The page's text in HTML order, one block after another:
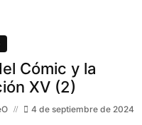
Cómic y la
XV (2)
4 de septiembre de 2024